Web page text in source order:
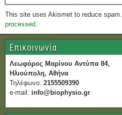
This site uses Akismet to reduce spam.
processed.
Επικοινωνία
Λεωφόρος Μαρίνου Αντύπα 84,
Ηλιούπολη, Αθήνα
Τηλέφωνο: 2155509390
e-mail: info@biophysio.gr